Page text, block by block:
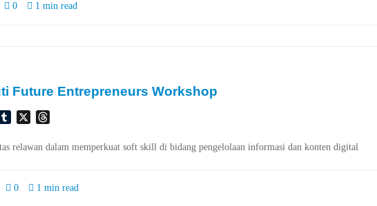
0 1 min read
Future Entrepreneurs Workshop
Tumblr
X
relawan dalam memperkuat soft skill di bidang pengelolaan informasi dan konten digital
0 1 min read